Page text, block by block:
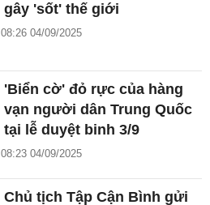
gây 'sốt' thế giới
08:26 04/09/2025
'Biển cờ' đỏ rực của hàng
vạn người dân Trung Quốc
tại lễ duyệt binh 3/9
08:23 04/09/2025
Chủ tịch Tập Cận Bình gửi